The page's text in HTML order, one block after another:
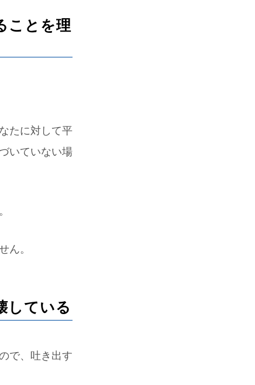
ことを理
たに対して平
いていない場
。
している
で、吐き出す